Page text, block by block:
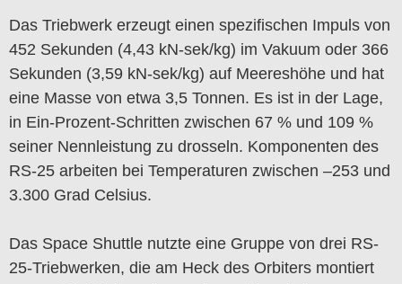
Das Triebwerk erzeugt einen spezifischen Impuls von
452 Sekunden (4,43 kN-sek/kg) im Vakuum oder 366
Sekunden (3,59 kN-sek/kg) auf Meereshöhe und hat
eine Masse von etwa 3,5 Tonnen. Es ist in der Lage,
in Ein-Prozent-Schritten zwischen 67 % und 109 %
seiner Nennleistung zu drosseln. Komponenten des
RS-25 arbeiten bei Temperaturen zwischen –253 und
3.300 Grad Celsius.
Das Space Shuttle nutzte eine Gruppe von drei RS-
25-Triebwerken, die am Heck des Orbiters montiert